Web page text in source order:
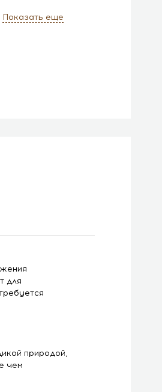
Показать еще
для
природой,
чем